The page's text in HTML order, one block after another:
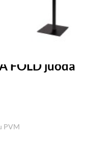
FOLD juoda
PVM